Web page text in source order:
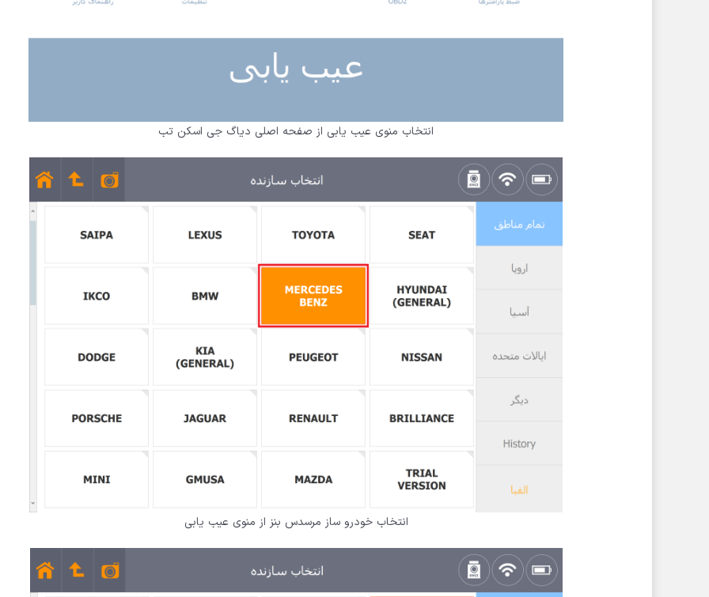
انتخاب منوی عیب یابی از صفحه اصلی دیاگ جی اسکن تب
انتخاب خودرو ساز مرسدس بنز از منوی عیب یابی